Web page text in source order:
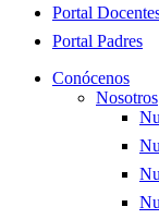
Portal
Portal Padres
Conócenos
Nosotros